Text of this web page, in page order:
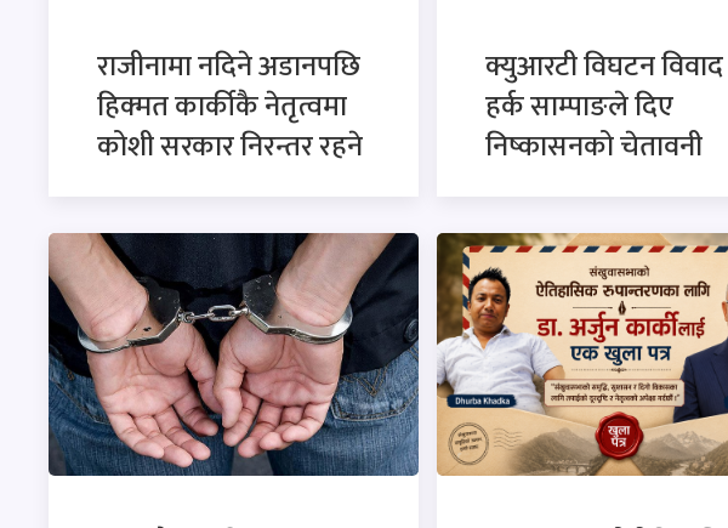
राजीनामा नदिने अडानपछि
हिक्मत कार्कीकै नेतृत्वमा
कोशी सरकार निरन्तर रहने
क्युआरटी विघटन
हर्क साम्पाङले दिए
निष्कासनको चेतावनी